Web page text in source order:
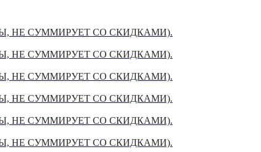
НЕ СУММИРУЕТ СО СКИДКАМИ).
НЕ СУММИРУЕТ СО СКИДКАМИ).
НЕ СУММИРУЕТ СО СКИДКАМИ).
НЕ СУММИРУЕТ СО СКИДКАМИ).
НЕ СУММИРУЕТ СО СКИДКАМИ).
НЕ СУММИРУЕТ СО СКИДКАМИ).